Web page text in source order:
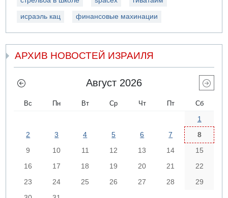
исраэль кац финансовые махинации
АРХИВ НОВОСТЕЙ ИЗРАИЛЯ
Август 2026
Вс Пн Вт Ср Чт Пт Сб
1
2
3 4 5 6 7
8
9
10 11 12 13 14
15
16
17 18 19 20 21
22
23
24 25 26 27 28
29